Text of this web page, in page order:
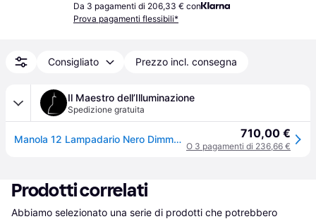
Da 3 pagamenti di 206,33 € con
Prova pagamenti flessibili*
Consigliato Prezzo incl. consegna
Il Maestro dell’Illuminazione
Spedizione gratuita
Manola 12 Lampadario Nero Dimmerabile LED - Herstal - Sala da pranzo - Metallo 710,00 €
O 3 pagamenti di 236,66 €
Prodotti correlati
Abbiamo selezionato una serie di prodotti che potrebbero